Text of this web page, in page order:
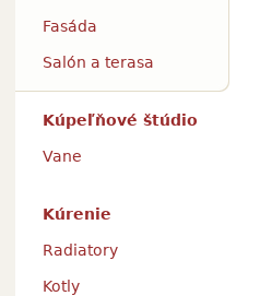
Fasáda
Salón a terasa
Kúpeľňové štúdio
Vane
Kúrenie
Radiatory
Kotly